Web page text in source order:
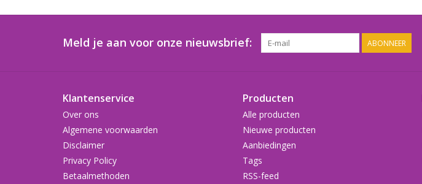
Meld je aan voor onze nieuwsbrief: ABONNEER
Klantenservice
Over ons
Algemene voorwaarden
Disclaimer
Privacy Policy
Betaalmethoden
Producten
Alle producten
Nieuwe producten
Aanbiedingen
Tags
RSS-feed